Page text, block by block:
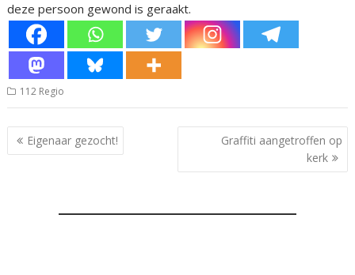
deze persoon gewond is geraakt.
112 Regio
Bericht
navigatie
Eigenaar gezocht!
Graffiti aangetroffen op
kerk